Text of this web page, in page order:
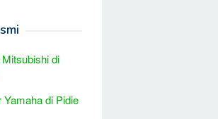
di
di Pidie